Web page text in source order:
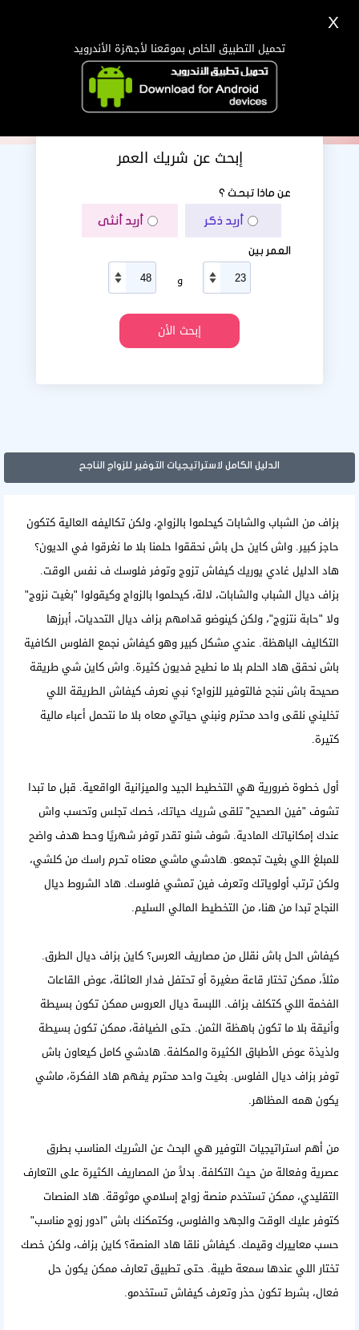
إبحث عن شريك العمر
عن ماذا تبحث ؟
أريد ذكر أريد أنثى
العمر بين
و
الدليل الكامل لاستراتيجيات التوفير للزواج الناجح
بزاف من الشباب والشابات كيحلموا بالزواج، ولكن تكاليفه العالية كتكون
حاجز كبير. واش كاين حل باش نحققوا حلمنا بلا ما نغرقوا في الديون؟
هاد الدليل غادي يوريك كيفاش تزوج وتوفر فلوسك ف نفس الوقت.
بزاف ديال الشباب والشابات، لالة، كيحلموا بالزواج وكيقولوا "بغيت نزوج"
ولا "حابة نتزوج"، ولكن كينوضو قدامهم بزاف ديال التحديات، أبرزها
التكاليف الباهظة. عندي مشكل كبير وهو كيفاش نجمع الفلوس الكافية
باش نحقق هاد الحلم بلا ما نطيح فديون كثيرة. واش كاين شي طريقة
صحيحة باش ننجح فالتوفير للزواج؟ نبي نعرف كيفاش الطريقة اللي
تخليني نلقى واحد محترم ونبني حياتي معاه بلا ما نتحمل أعباء مالية
كتيرة.
أول خطوة ضرورية هي التخطيط الجيد والميزانية الواقعية. قبل ما تبدا
تشوف "فين الصحيح" تلقى شريك حياتك، خصك تجلس وتحسب واش
عندك إمكانياتك المادية. شوف شنو تقدر توفر شهريًا وحط هدف واضح
للمبلغ اللي بغيت تجمعو. هادشي ماشي معناه تحرم راسك من كلشي،
ولكن ترتب أولوياتك وتعرف فين تمشي فلوسك. هاد الشروط ديال
النجاح تبدا من هنا، من التخطيط المالي السليم.
كيفاش الحل باش نقلل من مصاريف العرس؟ كاين بزاف ديال الطرق.
مثلاً، ممكن تختار قاعة صغيرة أو تحتفل فدار العائلة، عوض القاعات
الفخمة اللي كتكلف بزاف. اللبسة ديال العروس ممكن تكون بسيطة
وأنيقة بلا ما تكون باهظة الثمن. حتى الضيافة، ممكن تكون بسيطة
ولذيذة عوض الأطباق الكثيرة والمكلفة. هادشي كامل كيعاون باش
توفر بزاف ديال الفلوس. بغيت واحد محترم يفهم هاد الفكرة، ماشي
يكون همه المظاهر.
من أهم استراتيجيات التوفير هي البحث عن الشريك المناسب بطرق
عصرية وفعالة من حيث التكلفة. بدلاً من المصاريف الكثيرة على التعارف
التقليدي، ممكن تستخدممنصة زواج إسلاميموثوقة. هاد المنصات
كتوفر عليك الوقت والجهد والفلوس، وكتمكنك باش "ادور زوج مناسب"
حسب معاييرك وقيمك. كيفاش نلقا هاد المنصة؟ كاين بزاف، ولكن خصك
تختار اللي عندها سمعة طيبة. حتىتطبيق تعارفممكن يكون حل
فعال، بشرط تكون حذر وتعرف كيفاش تستخدمو.
X
تحميل التطبيق الخاص بموقعنا لأجهزة الأندرويد